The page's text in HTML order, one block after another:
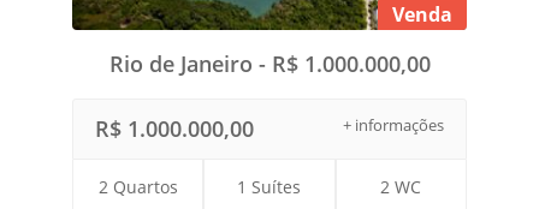
Venda
Rio de Janeiro - R$ 1.000.000,00
+ informações
R$ 1.000.000,00
2 Quartos 1 Suítes 2 WC